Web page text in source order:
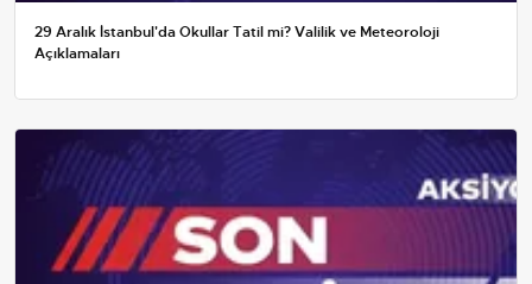
29 Aralık İstanbul'da Okullar Tatil mi? Valilik ve Meteoroloji
Açıklamaları